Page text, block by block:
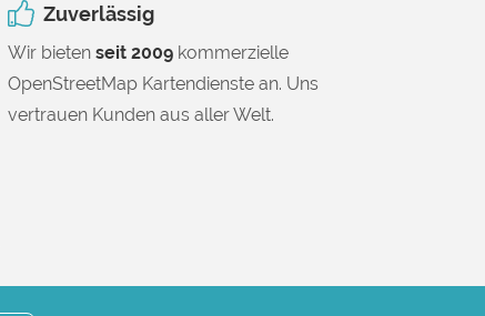
Zuverlässig
Wir bieten seit 2009 kommerzielle
OpenStreetMap Kartendienste an. Uns
vertrauen Kunden aus aller Welt.